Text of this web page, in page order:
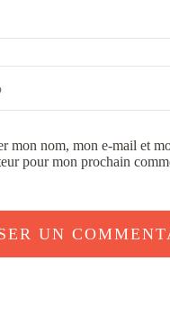
mon nom, mon e-mail et
pour mon prochain